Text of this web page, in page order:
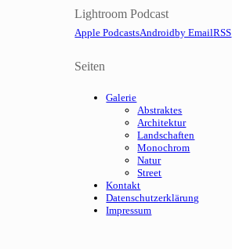
Lightroom Podcast
Apple PodcastsAndroidby EmailRSS
Seiten
Galerie
Abstraktes
Architektur
Landschaften
Monochrom
Natur
Street
Kontakt
Datenschutzerklärung
Impressum